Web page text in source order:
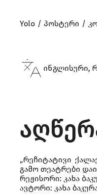
Yolo პოსტერი
ინგლისური,
„რეჩიტატივი
გამო თეატრები
რეჟისორი: კახა
ავტორი: კახა